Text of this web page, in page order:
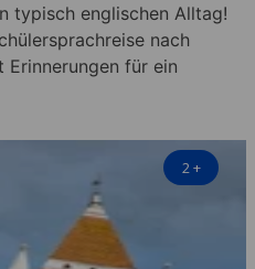
typisch englischen Alltag!
nach
Erinnerungen für ein
2+